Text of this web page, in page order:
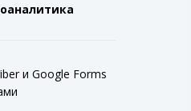
и Google Forms